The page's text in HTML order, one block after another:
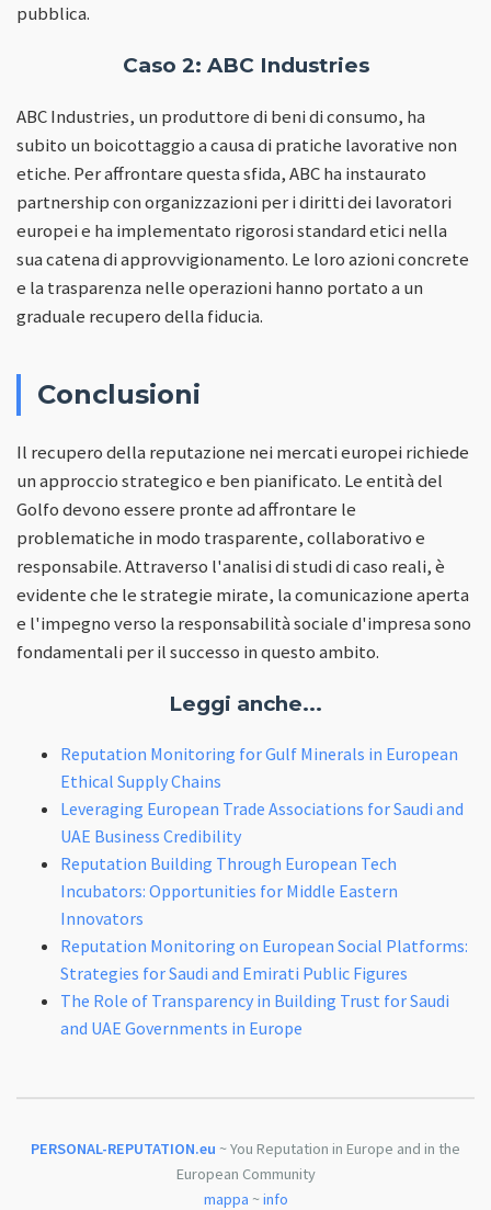
pubblica.
Caso 2: ABC Industries
ABC Industries, un produttore di beni di consumo, ha
subito un boicottaggio a causa di pratiche lavorative non
etiche. Per affrontare questa sfida, ABC ha instaurato
partnership con organizzazioni per i diritti dei lavoratori
europei e ha implementato rigorosi standard etici nella
sua catena di approvvigionamento. Le loro azioni concrete
e la trasparenza nelle operazioni hanno portato a un
graduale recupero della fiducia.
Conclusioni
Il recupero della reputazione nei mercati europei richiede
un approccio strategico e ben pianificato. Le entità del
Golfo devono essere pronte ad affrontare le
problematiche in modo trasparente, collaborativo e
responsabile. Attraverso l'analisi di studi di caso reali, è
evidente che le strategie mirate, la comunicazione aperta
e l'impegno verso la responsabilità sociale d'impresa sono
fondamentali per il successo in questo ambito.
Leggi anche...
Reputation Monitoring for Gulf Minerals in European
Ethical Supply Chains
Leveraging European Trade Associations for Saudi and
UAE Business Credibility
Reputation Building Through European Tech
Incubators: Opportunities for Middle Eastern
Innovators
Reputation Monitoring on European Social Platforms:
Strategies for Saudi and Emirati Public Figures
The Role of Transparency in Building Trust for Saudi
and UAE Governments in Europe
PERSONAL-REPUTATION.eu ~ You Reputation in Europe and in the
European Community
mappa ~info